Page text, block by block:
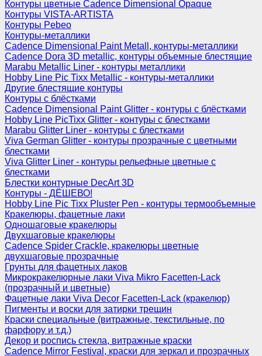
Контуры цветные Cadence Dimensional Opaque
Контуры VISTA-ARTISTA
Контуры Pebeo
Контуры-металлики
Cadence Dimensional Paint Metall, контуры-металлики
Cadence Dora 3D metallic, контуры объемные блестящие
Marabu Metallic Liner - контуры металлики
Hobby Line Pic Tixx Metallic - контуры-металлики
Другие блестящие контуры
Контуры с блёстками
Cadence Dimensional Paint Glitter - контуры с блёстками
Hobby Line PicTixx Glitter - контуры с блестками
Marabu Glitter Liner - контуры с блестками
Viva German Glitter - контуры прозрачные с цветными
блестками
Viva Glitter Liner - контуры рельефные цветные с
блестками
Блестки контурные DecArt 3D
Контуры - ДЁШЕВО!
Hobby Line Pic Tixx Pluster Pen - контуры термообъемные
Кракелюры, фацетные лаки
Одношаговые кракелюры
Двухшаговые кракелюры
Cadence Spider Crackle, кракелюры цветные
двухшаговые прозрачные
Грунты для фацетных лаков
Микрокракелюрные лаки Viva Mikro Facetten-Lack
(прозрачный и цветные)
Фацетные лаки Viva Decor Facetten-Lack (кракелюр)
Пигменты и воски для затирки трещин
Краски специальные (витражные, текстильные, по
фарфору и т.д.)
Декор и роспись стекла, витражные краски
Cadence Mirror Festival, краски для зеркал и прозрачных